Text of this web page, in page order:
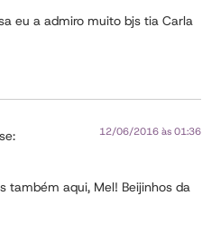
eu a admiro muito bjs tia Carla
12/06/2016 às 01:36
também aqui, Mel! Beijinhos da